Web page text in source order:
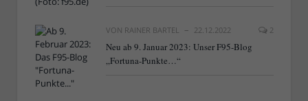
VON RAINER BARTEL 22.12.2022 2
Neu ab 9. Januar 2023: Unser F95-Blog
„Fortuna-Punkte…“